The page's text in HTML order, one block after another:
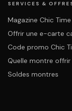
SERVICES &
Magazine Chic Time
Offrir une e-carte
Code promo Chic
Quelle montre offrir
Soldes montres